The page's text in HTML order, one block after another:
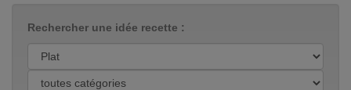
Rechercher une idée recette :